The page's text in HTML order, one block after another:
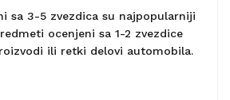
sa 3-5 zvezdica su najpopularniji
ocenjeni sa 1-2 zvezdice
ili retki delovi automobila.